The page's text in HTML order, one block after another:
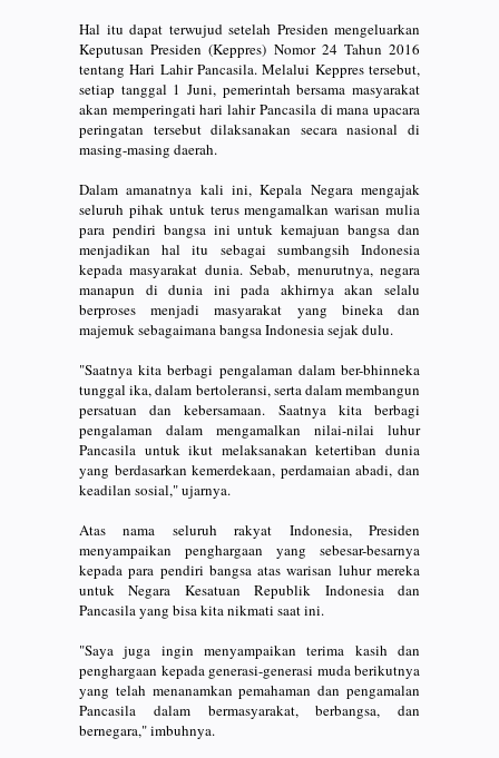
Hal itu dapat terwujud setelah Presiden mengeluarkan
Keputusan Presiden (Keppres) Nomor 24 Tahun 2016
tentang Hari Lahir Pancasila. Melalui Keppres tersebut,
setiap tanggal 1 Juni, pemerintah bersama masyarakat
akan memperingati hari lahir Pancasila di mana upacara
peringatan tersebut dilaksanakan secara nasional di
masing-masing daerah.
Dalam amanatnya kali ini, Kepala Negara mengajak
seluruh pihak untuk terus mengamalkan warisan mulia
para pendiri bangsa ini untuk kemajuan bangsa dan
menjadikan hal itu sebagai sumbangsih Indonesia
kepada masyarakat dunia. Sebab, menurutnya, negara
manapun di dunia ini pada akhirnya akan selalu
berproses menjadi masyarakat yang bineka dan
majemuk sebagaimana bangsa Indonesia sejak dulu.
"Saatnya kita berbagi pengalaman dalam ber-bhinneka
tunggal ika, dalam bertoleransi, serta dalam membangun
persatuan dan kebersamaan. Saatnya kita berbagi
pengalaman dalam mengamalkan nilai-nilai luhur
Pancasila untuk ikut melaksanakan ketertiban dunia
yang berdasarkan kemerdekaan, perdamaian abadi, dan
keadilan sosial," ujarnya.
Atas nama seluruh rakyat Indonesia, Presiden
menyampaikan penghargaan yang sebesar-besarnya
kepada para pendiri bangsa atas warisan luhur mereka
untuk Negara Kesatuan Republik Indonesia dan
Pancasila yang bisa kita nikmati saat ini.
"Saya juga ingin menyampaikan terima kasih dan
penghargaan kepada generasi-generasi muda berikutnya
yang telah menanamkan pemahaman dan pengamalan
Pancasila dalam bermasyarakat, berbangsa, dan
bernegara," imbuhnya.